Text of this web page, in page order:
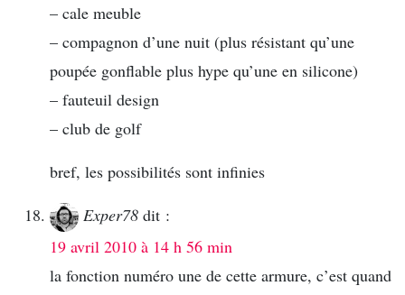
– cale meuble
– compagnon d’une nuit (plus résistant qu’une
poupée gonflable plus hype qu’une en silicone)
– fauteuil design
– club de golf
bref, les possibilités sont infinies
Exper78 dit :
19 avril 2010 à 14 h 56 min
la fonction numéro une de cette armure, c’est quand